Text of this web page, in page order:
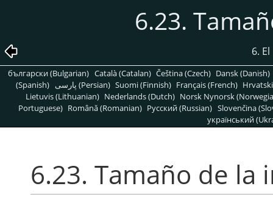
6.23.
6.
български (Bulgarian) Català (Catalan) Čeština (Czech) Dansk (Danish)
(Spanish)
پارسی (Persian) Suomi (Finnish) Français (French)
Lietuvis (Lithuanian) Nederlands (Dutch) Norsk Nynorsk
Portuguese) Română (Romanian) Pусский (Russian) Slovenčina
український
6.23. Tamaño de la